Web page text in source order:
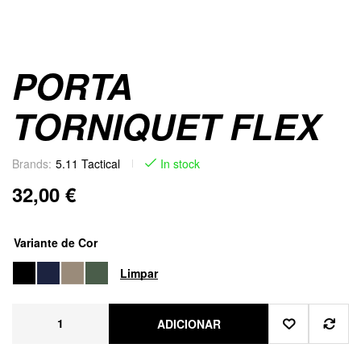
PORTA
TORNIQUET FLEX
Brands: 5.11 Tactical In stock
32,00 €
Variante de Cor
Limpar
ADICIONAR